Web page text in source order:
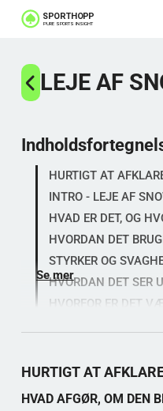
Spring
hovedindhold
LEJE AF
HURTIGT AT
HVAD AFGØR, OM DEN
HURTIGT AT
INTRO - LEJE AF
HVAD ER DET, OG
HVORDAN DET
STYRKER OG
HVORDAN DET SER
HVORFOR ER DET
Se mer